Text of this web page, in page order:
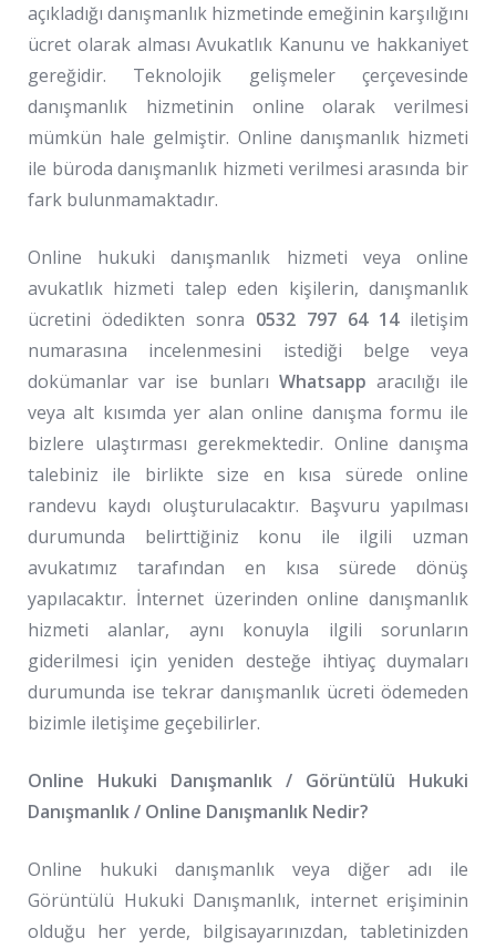
açıkladığı danışmanlık hizmetinde emeğinin karşılığını
ücret olarak alması Avukatlık Kanunu ve hakkaniyet
gereğidir. Teknolojik gelişmeler çerçevesinde
danışmanlık hizmetinin online olarak verilmesi
mümkün hale gelmiştir. Online danışmanlık hizmeti
ile büroda danışmanlık hizmeti verilmesi arasında bir
fark bulunmamaktadır.
Online hukuki danışmanlık hizmeti veya online
avukatlık hizmeti talep eden kişilerin, danışmanlık
ücretini ödedikten sonra 0532 797 64 14 iletişim
numarasına incelenmesini istediği belge veya
dokümanlar var ise bunları Whatsapp aracılığı ile
veya alt kısımda yer alan online danışma formu ile
bizlere ulaştırması gerekmektedir. Online danışma
talebiniz ile birlikte size en kısa sürede online
randevu kaydı oluşturulacaktır. Başvuru yapılması
durumunda belirttiğiniz konu ile ilgili uzman
avukatımız tarafından en kısa sürede dönüş
yapılacaktır. İnternet üzerinden online danışmanlık
hizmeti alanlar, aynı konuyla ilgili sorunların
giderilmesi için yeniden desteğe ihtiyaç duymaları
durumunda ise tekrar danışmanlık ücreti ödemeden
bizimle iletişime geçebilirler.
Online Hukuki Danışmanlık / Görüntülü Hukuki
Danışmanlık / Online Danışmanlık Nedir?
Online hukuki danışmanlık veya diğer adı ile
Görüntülü Hukuki Danışmanlık, internet erişiminin
olduğu her yerde, bilgisayarınızdan, tabletinizden